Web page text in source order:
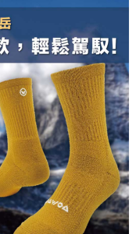
」（以下簡稱本公司）所提供，讓
服務，並由商店將買賣／分期付款
公司帳單繳交帳款。
契約關係目的，商店將以您的個人
灣大哥大進項蒐集、處理及利用，
之確認、核對及更正。
https://oppay.tw/userRule
單仍視為有效，需透過AFTEE先享
」之結帳頁面顯示為準，若有關於
關疑問，請聯繫「AFTEE先享後付
support/home
「AFTEE先享後付」服務完成之交
資料，並將交易相關給付款項請求債
網址：
人或監護人之同意方可使用
者引起之損失，本公司不負相關責
個別帳號之用戶狀況，依本公司即
度不足之情形，本公司將視審查結果
資訊註冊。若發現惡意使用之情形，
戶之使用額度並採取法律行動。
)免運費
)免運費
)免運費
查看運費